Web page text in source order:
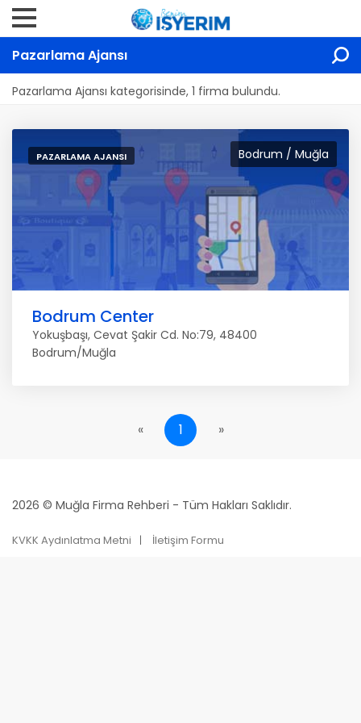
Pazarlama Ajansı
Pazarlama Ajansı kategorisinde, 1 firma bulundu.
Bodrum / Muğla
PAZARLAMA AJANSI
Bodrum Center
Yokuşbaşı, Cevat Şakir Cd. No:79, 48400
Bodrum/Muğla
« 1 »
2026 © Muğla Firma Rehberi - Tüm Hakları Saklıdır.
KVKK Aydınlatma Metni İletişim Formu